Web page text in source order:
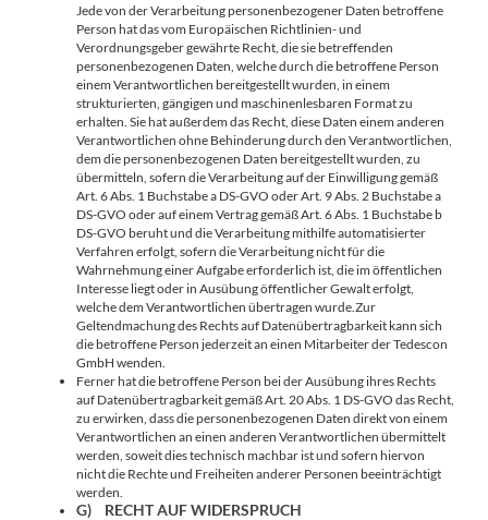
Jede von der Verarbeitung personenbezogener Daten betroffene
Person hat das vom Europäischen Richtlinien- und
Verordnungsgeber gewährte Recht, die sie betreffenden
personenbezogenen Daten, welche durch die betroffene Person
einem Verantwortlichen bereitgestellt wurden, in einem
strukturierten, gängigen und maschinenlesbaren Format zu
erhalten. Sie hat außerdem das Recht, diese Daten einem anderen
Verantwortlichen ohne Behinderung durch den Verantwortlichen,
dem die personenbezogenen Daten bereitgestellt wurden, zu
übermitteln, sofern die Verarbeitung auf der Einwilligung gemäß
Art. 6 Abs. 1 Buchstabe a DS-GVO oder Art. 9 Abs. 2 Buchstabe a
DS-GVO oder auf einem Vertrag gemäß Art. 6 Abs. 1 Buchstabe b
DS-GVO beruht und die Verarbeitung mithilfe automatisierter
Verfahren erfolgt, sofern die Verarbeitung nicht für die
Wahrnehmung einer Aufgabe erforderlich ist, die im öffentlichen
Interesse liegt oder in Ausübung öffentlicher Gewalt erfolgt,
welche dem Verantwortlichen übertragen wurde.Zur
Geltendmachung des Rechts auf Datenübertragbarkeit kann sich
die betroffene Person jederzeit an einen Mitarbeiter der Tedescon
GmbH wenden.
Ferner hat die betroffene Person bei der Ausübung ihres Rechts
auf Datenübertragbarkeit gemäß Art. 20 Abs. 1 DS-GVO das Recht,
zu erwirken, dass die personenbezogenen Daten direkt von einem
Verantwortlichen an einen anderen Verantwortlichen übermittelt
werden, soweit dies technisch machbar ist und sofern hiervon
nicht die Rechte und Freiheiten anderer Personen beeinträchtigt
werden.
G) RECHT AUF WIDERSPRUCH